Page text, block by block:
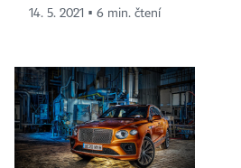
14. 5. 2021 ▪ 6 min. čtení